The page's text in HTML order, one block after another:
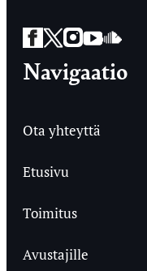
Facebook
Twitter
Instagram
YouTube
Navigaatio
Ota yhteyttä
Etusivu
Toimitus
Avustajille